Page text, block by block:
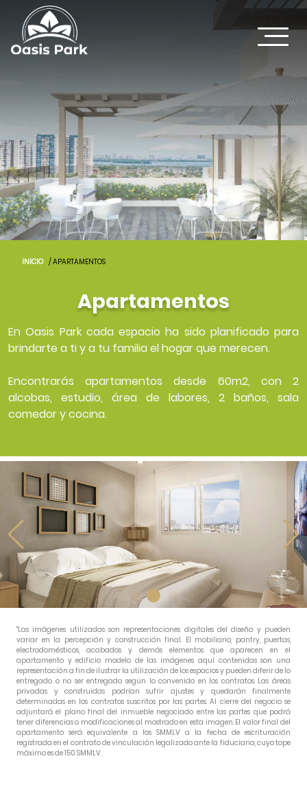
INICIO / APARTAMENTOS
Apartamentos
En Oasis Park cada espacio ha sido planificado para
brindarte a ti y a tu familia el hogar que merecen.
Encontrarás apartamentos desde 60m2, con 2
alcobas, estudio, área de labores, 2 baños, sala
comedor y cocina.
"Las imágenes utilizadas son representaciones digitales del diseño y pueden
variar en la percepción y construcción final. El mobiliario, pantry, puertas,
electrodomésticos, acabados y demás elementos que aparecen en el
apartamento y edificio modelo de las imágenes aquí contenidas son una
representación a fin de ilustrar la utilización de los espacios y pueden diferir de lo
entregado o no ser entregado según lo convenido en los contratos. Las áreas
privadas y construidas podrían sufrir ajustes y quedarán finalmente
determinadas en los contratos suscritos por las partes. Al cierre del negocio se
adjuntará el plano final del inmueble negociado entre las partes que podrá
tener diferencias o modificaciones al mostrado en esta imagen. El valor final del
apartamento será equivalente a los SMMLV a la fecha de escrituración
registrada en el contrato de vinculación legalizado ante la fiduciaria, cuyo tope
máximo es de 150 SMMLV.